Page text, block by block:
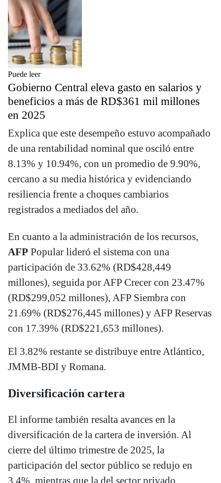
Puede leer
Gobierno Central eleva gasto en salarios y
beneficios a más de RD$361 mil millones
en 2025
Explica que este desempeño estuvo acompañado
de una rentabilidad nominal que osciló entre
8.13% y 10.94%, con un promedio de 9.90%,
cercano a su media histórica y evidenciando
resiliencia frente a choques cambiarios
registrados a mediados del año.
En cuanto a la administración de los recursos,
AFP Popular lideró el sistema con una
participación de 33.62% (RD$428,449
millones), seguida por AFP Crecer con 23.47%
(RD$299,052 millones), AFP Siembra con
21.69% (RD$276,445 millones) y AFP Reservas
con 17.39% (RD$221,653 millones).
El 3.82% restante se distribuye entre Atlántico,
JMMB-BDI y Romana.
Diversificación cartera
El informe también resalta avances en la
diversificación de la cartera de inversión. Al
cierre del último trimestre de 2025, la
participación del sector público se redujo en
3.4%, mientras que la del sector privado